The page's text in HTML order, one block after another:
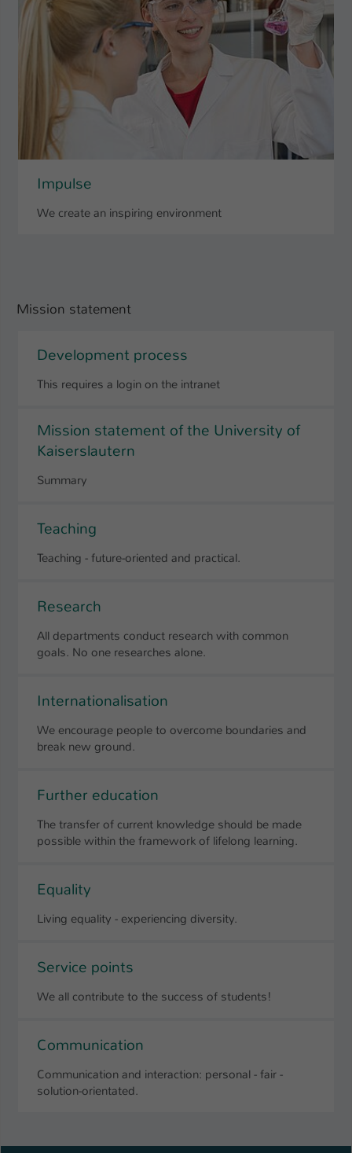
Impulse
We create an inspiring environment
Mission statement
Development process
This requires a login on the intranet
Mission statement of the University of
Kaiserslautern
Summary
Teaching
Teaching - future-oriented and practical.
Research
All departments conduct research with common
goals. No one researches alone.
Internationalisation
We encourage people to overcome boundaries and
break new ground.
Further education
The transfer of current knowledge should be made
possible within the framework of lifelong learning.
Equality
Living equality - experiencing diversity.
Service points
We all contribute to the success of students!
Communication
Communication and interaction: personal - fair -
solution-orientated.